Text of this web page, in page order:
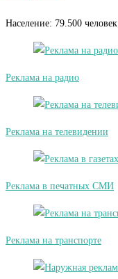
Население: 79.500 человек.
Реклама на радио
Реклама на телевидении
Реклама в печатных СМИ
Реклама на транспорте